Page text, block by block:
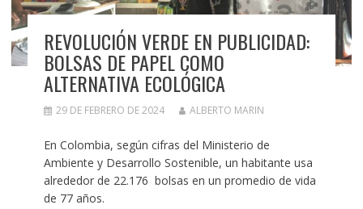
REVOLUCIÓN VERDE EN PUBLICIDAD:
BOLSAS DE PAPEL COMO
ALTERNATIVA ECOLÓGICA
29 DE FEBRERO DE 2024 ALBERTO MARIN
En Colombia, según cifras del Ministerio de
Ambiente y Desarrollo Sostenible, un habitante usa
alrededor de 22.176 bolsas en un promedio de vida
de 77 años.